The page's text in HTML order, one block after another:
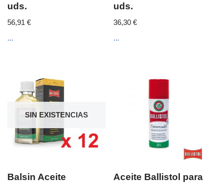
uds.
56,91 €
...
uds.
36,30€
...
SIN EXISTENCIAS
Balsin Aceite
Aceite Ballistol para